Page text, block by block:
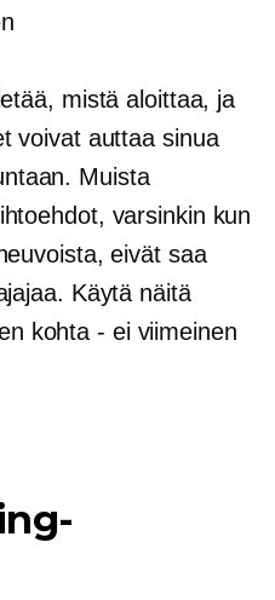
mistä aloittaa, ja
voivat auttaa sinua
Muista
varsinkin kun
eivät saa
Käytä näitä
kohta - eiviimeinen